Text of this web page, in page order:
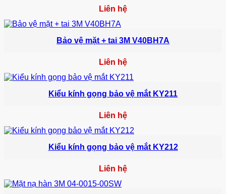
Liên hệ
Bảo vệ mặt + tai 3M V40BH7A
Liên hệ
Kiểu kính gọng bảo vệ mắt KY211
Liên hệ
Kiểu kính gọng bảo vệ mắt KY212
Liên hệ